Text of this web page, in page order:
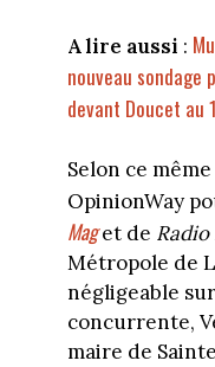
A lire aussi :
nouveau sondage
devant Doucet au
Selon ce
OpinionWay
Maget de Radio
Métropole de
négligeable
concurrente,
maire de